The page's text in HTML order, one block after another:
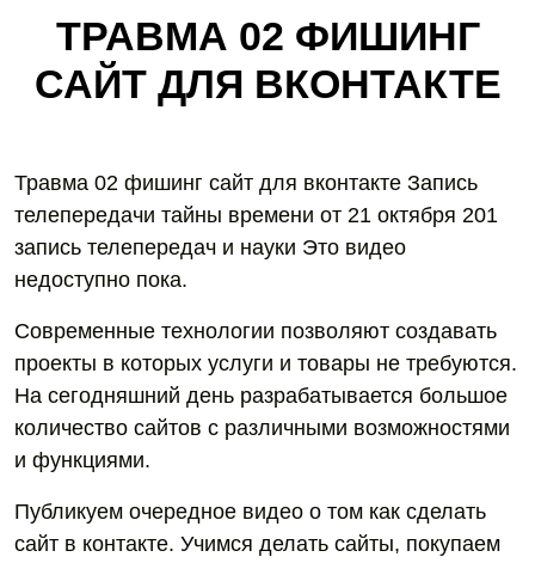
ТРАВМА 02 ФИШИНГ
САЙТ ДЛЯ ВКОНТАКТЕ
Травма 02 фишинг сайт для вконтакте Запись
телепередачи тайны времени от 21 октября 201
запись телепередач и науки Это видео
недоступно пока.
Современные технологии позволяют создавать
проекты в которых услуги и товары не требуются.
На сегодняшний день разрабатывается большое
количество сайтов с различными возможностями
и функциями.
Публикуем очередное видео о том как сделать
сайт в контакте. Учимся делать сайты, покупаем